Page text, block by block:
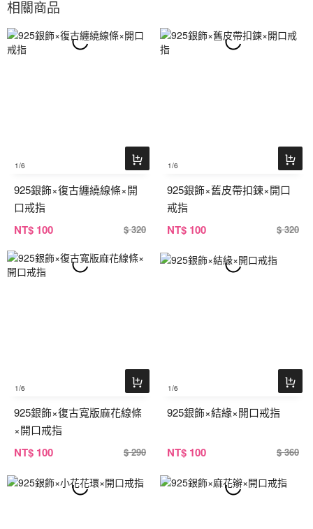
相關商品
1/6
925銀飾×復古纏繞線條×開
口戒指
NT$ 100 $ 320
1/6
925銀飾×舊皮帶扣鍊×開口
戒指
NT$ 100 $ 320
1/6
925銀飾×復古寬版麻花線條
×開口戒指
NT$ 100 $ 290
1/6
925銀飾×結緣×開口戒指
NT$ 100 $ 360